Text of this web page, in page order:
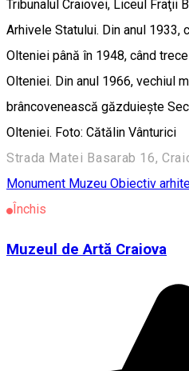
Tribunalul Craiovei, Liceul Fraţii
Arhivele Statului. Din anul
Olteniei până în 1948, când
Olteniei. Din anul 1966, vechiul
brâncovenească găzduiește
Olteniei. Foto: Cătălin Vânturici
Strada Matei Basarab 16,
Monument Muzeu Obiectiv
Închis
Muzeul de Artă Craiova